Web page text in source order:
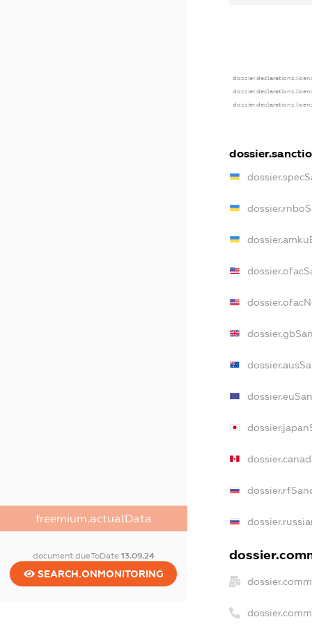
freemium.actualData
document.dueToDate 13.09.24
SEARCH.ONMONITORING